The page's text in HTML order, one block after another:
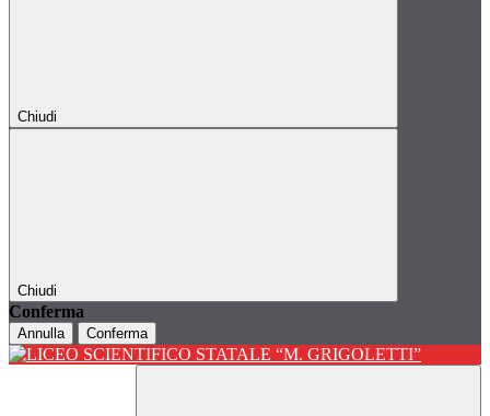
Chiudi
Chiudi
Conferma
Annulla Conferma